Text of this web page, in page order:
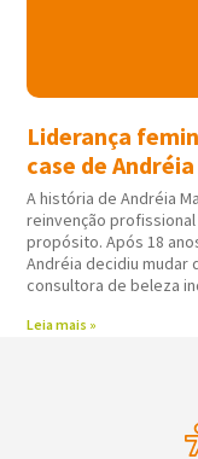
Liderança
case de
A história de Andréia
reinvenção
propósito. Após 18
Andréia decidiu mudar
consultora de beleza
Leia mais »